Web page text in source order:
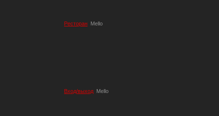
Ресторан Mello
Вход/выход Mello